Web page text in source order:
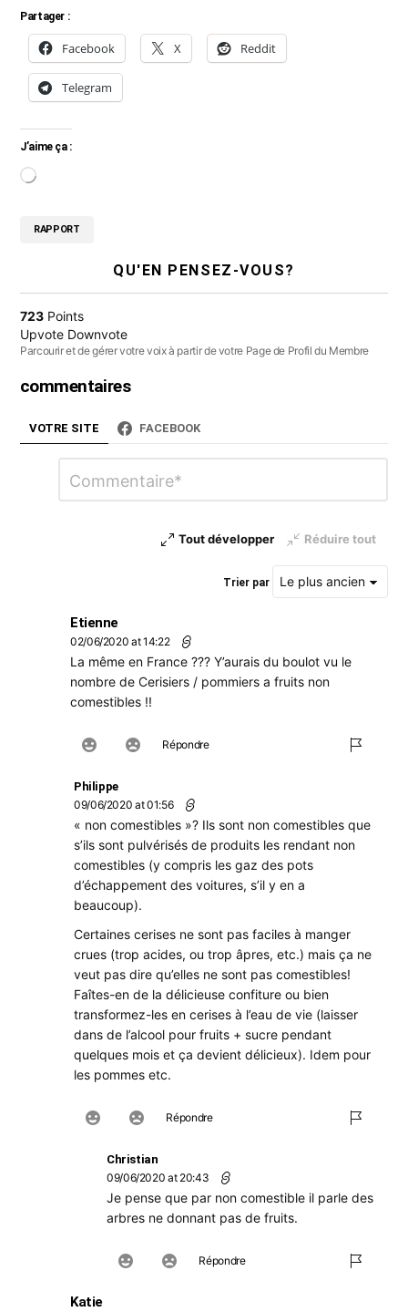
Partager :
Facebook X Reddit
Telegram
J’aime ça :
C
a
e
m
n
t
RAPPORT
QU'EN PENSEZ-VOUS?
723 Points
Upvote Downvote
Parcourir et de gérer votre voix à partir de votre Page de Profil du Membre
commentaires
VOTRE SITE FACEBOOK
commentaire
Tout développer Réduire tout
Trier par
Etienne
02/06/2020 at 14:22
La même en France ??? Y’aurais du boulot vu le
nombre de Cerisiers / pommiers a fruits non
comestibles !!
Répondre
Philippe
09/06/2020 at 01:56
« non comestibles »? Ils sont non comestibles que
s’ils sont pulvérisés de produits les rendant non
comestibles (y compris les gaz des pots
d’échappement des voitures, s’il y en a
beaucoup).
Certaines cerises ne sont pas faciles à manger
crues (trop acides, ou trop âpres, etc.) mais ça ne
veut pas dire qu’elles ne sont pas comestibles!
Faîtes-en de la délicieuse confiture ou bien
transformez-les en cerises à l’eau de vie (laisser
dans de l’alcool pour fruits + sucre pendant
quelques mois et ça devient délicieux). Idem pour
les pommes etc.
Répondre
Christian
09/06/2020 at 20:43
Je pense que par non comestible il parle des
arbres ne donnant pas de fruits.
Répondre
Katie